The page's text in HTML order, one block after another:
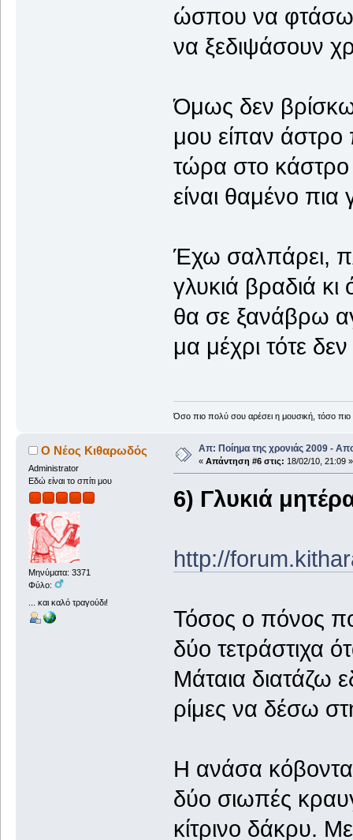
ώσπου να φτάσω
να ξεδιψάσουν
Όμως δεν
μου είπαν άστρο
τώρα στο
είναι θαμένο
Έχω σαλπάρει,
γλυκιά βραδιά
θα σε ξανάβρω
μα μέχρι τότε
Όσο πιο πολύ σου αρέσει η μουσική, τόσο
Ο Νέος Κιθαρωδός
Administrator
Εδώ είναι το σπίτι μου
Μηνύματα: 3371
Φύλο:
... και καλό τραγούδι!
Απ: Ποίημα της χρονιάς 2009 -
« Απάντηση #6 στις: 18/02/10, 21:09 »
6) Γλυκιά
http://
Τόσος ο πόνος
δύο τετράστιχα
Μάταια διατάζω
ρίμες να δέσω
Η ανάσα
δύο σιωπές
κίτρινο δάκρυ.